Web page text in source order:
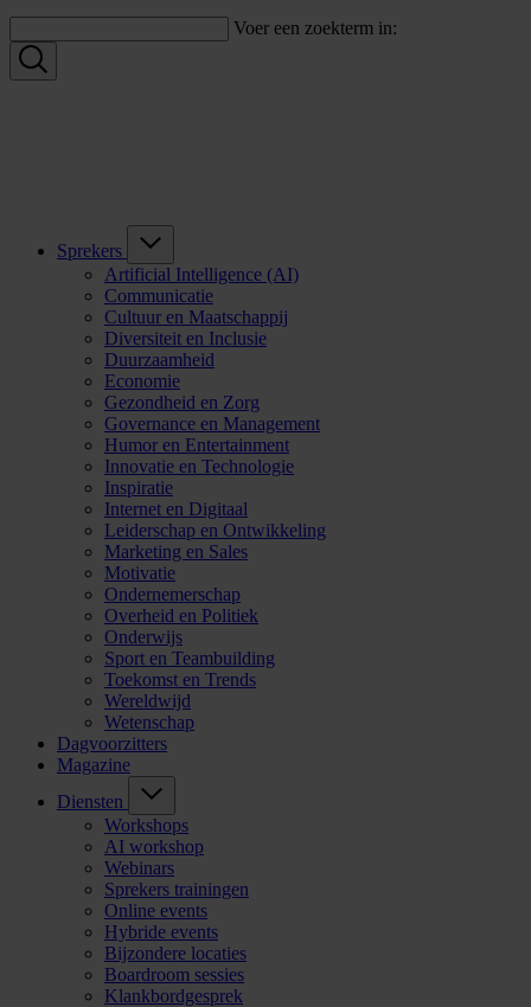
Voer een zoekterm in:
Sprekers
Artificial Intelligence (AI)
Communicatie
Cultuur en Maatschappij
Diversiteit en Inclusie
Duurzaamheid
Economie
Gezondheid en Zorg
Governance en Management
Humor en Entertainment
Innovatie en Technologie
Inspiratie
Internet en Digitaal
Leiderschap en Ontwikkeling
Marketing en Sales
Motivatie
Ondernemerschap
Overheid en Politiek
Onderwijs
Sport en Teambuilding
Toekomst en Trends
Wereldwijd
Wetenschap
Dagvoorzitters
Magazine
Diensten
Workshops
AI workshop
Webinars
Sprekers trainingen
Online events
Hybride events
Bijzondere locaties
Boardroom sessies
Klankbordgesprek